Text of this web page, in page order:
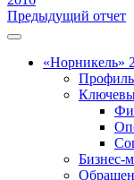
Предыдущий отчет
«Норникель»
Бизнес-